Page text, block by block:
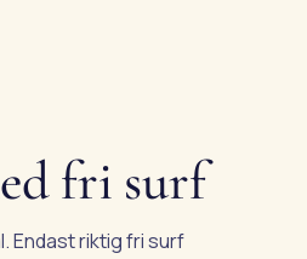
fri surf
Endast riktig fri surf